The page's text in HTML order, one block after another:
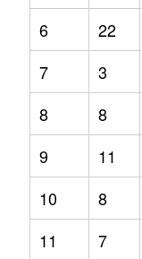
6
22
7
3
8
8
9
11
10
8
11
7